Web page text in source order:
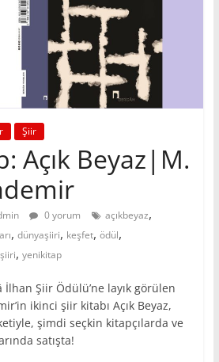
Şiir
Açık Beyaz|M.
0 yorum açıkbeyaz,
, dünyaşiiri, keşfet, ödül,
, yenikitap
Şiir Ödülü’ne layık görülen
ikinci şiir kitabı Açık Beyaz,
şimdi seçkin kitapçılarda ve
satışta!